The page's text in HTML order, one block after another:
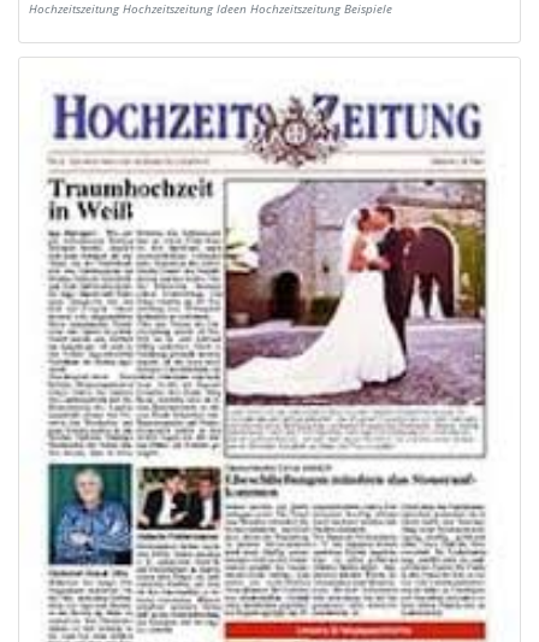
Hochzeitszeitung Hochzeitszeitung Ideen Hochzeitszeitung Beispiele